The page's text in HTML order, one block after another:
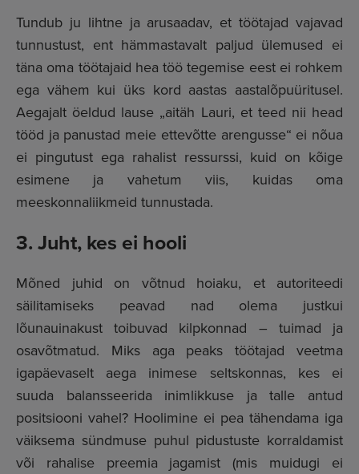
Tundub ju lihtne ja arusaadav, et töötajad vajavad
tunnustust, ent hämmastavalt paljud ülemused ei
täna oma töötajaid hea töö tegemise eest ei rohkem
ega vähem kui üks kord aastas aastalõpuüritusel.
Aegajalt öeldud lause „aitäh Lauri, et teed nii head
tööd ja panustad meie ettevõtte arengusse“ ei nõua
ei pingutust ega rahalist ressurssi, kuid on kõige
esimene ja vahetum viis, kuidas oma
meeskonnaliikmeid tunnustada.
3. Juht, kes ei hooli
Mõned juhid on võtnud hoiaku, et autoriteedi
säilitamiseks peavad nad olema justkui
lõunauinakust toibuvad kilpkonnad – tuimad ja
osavõtmatud. Miks aga peaks töötajad veetma
igapäevaselt aega inimese seltskonnas, kes ei
suuda balansseerida inimlikkuse ja talle antud
positsiooni vahel? Hoolimine ei pea tähendama iga
väiksema sündmuse puhul pidustuste korraldamist
või rahalise preemia jagamist (mis muidugi ei